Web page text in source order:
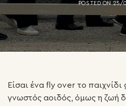
POSTED ON25/
Είσαι ένα fly over το παιχνίδι
γνωστός αοιδός, όμως η ζωή